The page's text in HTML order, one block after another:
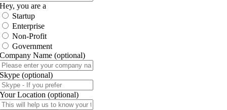
Hey, you are a
Startup
Enterprise
Non-Profit
Government
Company Name (optional)
Skype (optional)
Your Location (optional)